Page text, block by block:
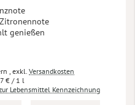
genießen
, exkl. Versandkosten
€ / 1 l
Lebensmittel Kennzeichnung